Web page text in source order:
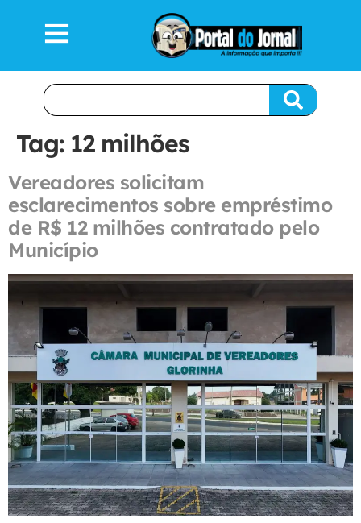
Tag: 12 milhões
Vereadores solicitam
esclarecimentos sobre empréstimo
de R$ 12 milhões contratado pelo
Município